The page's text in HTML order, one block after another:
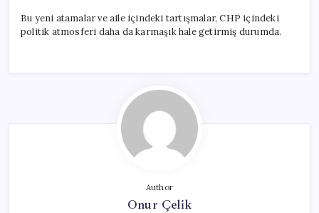
Bu yeni atamalar ve aile içindeki tartışmalar, CHP içindeki
politik atmosferi daha da karmaşık hale getirmiş durumda.
Author
Onur Çelik